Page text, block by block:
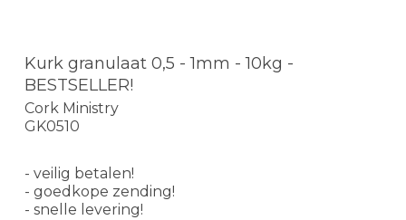
Kurk granulaat 0,5 - 1mm - 10kg -
BESTSELLER!
Cork Ministry
GK0510
- veilig betalen!
- goedkope zending!
- snelle levering!